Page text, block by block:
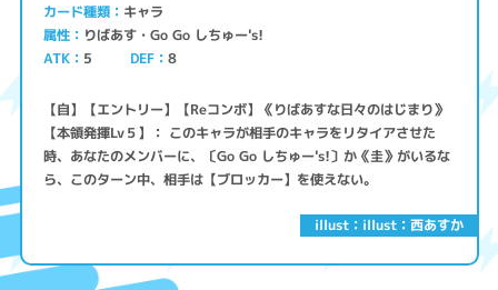
illust：illust：西あすか
カード種類 キャラ
属性 りばあす・Go Go しちゅー's!
ATK 5 DEF 8
【自】【エントリー】【Reコンボ】《りばあすな日々のはじまり》
【本領発揮Lv５】： このキャラが相手のキャラをリタイアさせた
時、あなたのメンバーに、〔Go Go しちゅー's!〕か《圭》がいるな
ら、このターン中、相手は【ブロッカー】を使えない。